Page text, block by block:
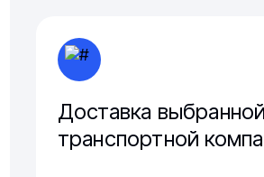
Доставка
транспортной